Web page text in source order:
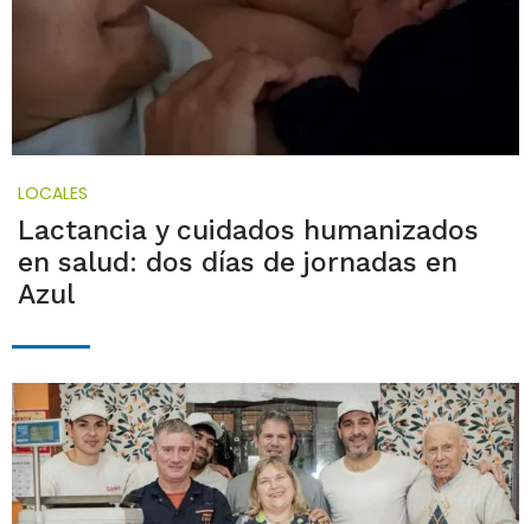
LOCALES
Lactancia y cuidados humanizados
en salud: dos días de jornadas en
Azul